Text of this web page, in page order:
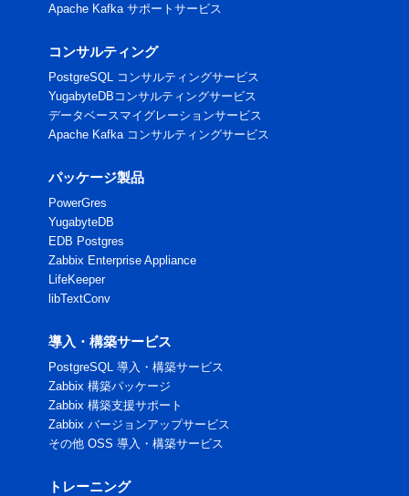
Apache Kafka サポートサービス
コンサルティング
PostgreSQL コンサルティングサービス
YugabyteDBコンサルティングサービス
データベースマイグレーションサービス
Apache Kafka コンサルティングサービス
パッケージ製品
PowerGres
YugabyteDB
EDB Postgres
Zabbix Enterprise Appliance
LifeKeeper
libTextConv
導入・構築サービス
PostgreSQL 導入・構築サービス
Zabbix 構築パッケージ
Zabbix 構築支援サポート
Zabbix バージョンアップサービス
その他 OSS 導入・構築サービス
トレーニング